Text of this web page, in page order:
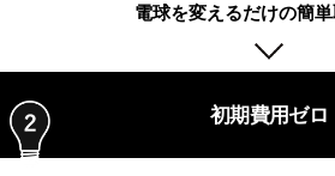
電球を変えるだけの簡
初期費用ゼロ